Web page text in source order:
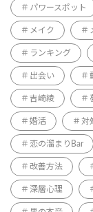
パワースポット
メイク
ランキング
出会い
吉崎綾
婚活 対
恋の溜まりBar
改善方法
深層心理